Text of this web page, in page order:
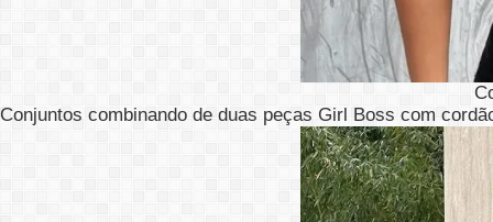
Conjuntos combinando de duas peças Girl Boss com